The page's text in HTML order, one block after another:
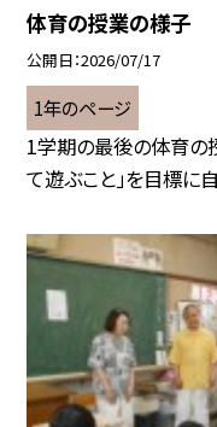
体育の授業の様子
公開日 2026/07/17
1年のページ
1学期の最後の体育の
て遊ぶこと」を目標に